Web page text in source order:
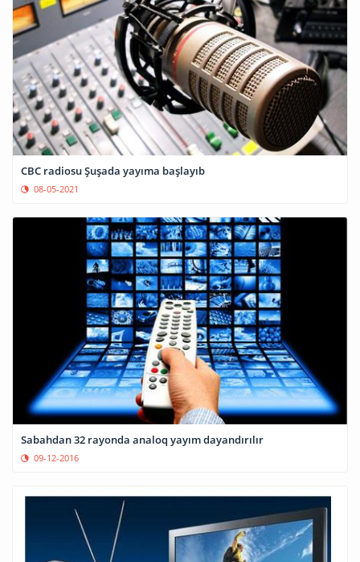
CBC radiosu Şuşada yayıma başlayıb
08-05-2021
Sabahdan 32 rayonda analoq yayım dayandırılır
09-12-2016